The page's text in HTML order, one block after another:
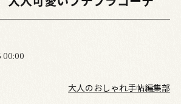
00:00
大人のおしゃれ手帖編集部